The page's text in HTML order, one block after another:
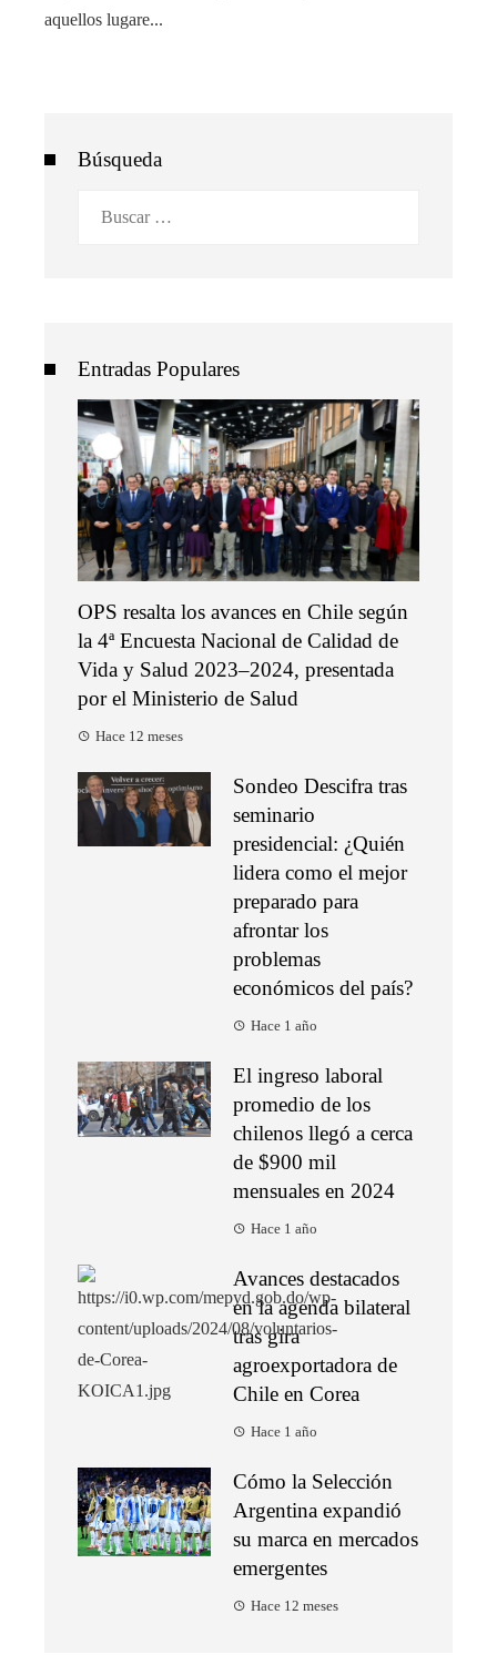
aquellos lugare...
Búsqueda
Entradas Populares
OPS resalta los avances en Chile según
la 4ª Encuesta Nacional de Calidad de
Vida y Salud 2023–2024, presentada
por el Ministerio de Salud
Hace 12 meses
Sondeo Descifra tras
seminario
presidencial: ¿Quién
lidera como el mejor
preparado para
afrontar los
problemas
económicos del país?
Hace 1 año
El ingreso laboral
promedio de los
chilenos llegó a cerca
de $900 mil
mensuales en 2024
Hace 1 año
Avances destacados
en la agenda bilateral
tras gira
agroexportadora de
Chile en Corea
Hace 1 año
Cómo la Selección
Argentina expandió
su marca en mercados
emergentes
Hace 12 meses